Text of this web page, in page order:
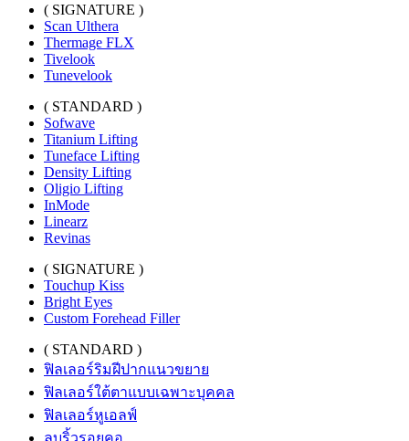
( SIGNATURE )
Scan Ulthera
Thermage FLX
Tivelook
Tunevelook
( STANDARD )
Sofwave
Titanium Lifting
Tuneface Lifting
Density Lifting
Oligio Lifting
InMode
Linearz
Revinas
( SIGNATURE )
Touchup Kiss
Bright Eyes
Custom Forehead Filler
( STANDARD )
ฟิลเลอร์ริมฝีปากแนวขยาย
ฟิลเลอร์ใต้ตาแบบเฉพาะบุคคล
ฟิลเลอร์หูเอลฟ์
ลบริ้วรอยคอ